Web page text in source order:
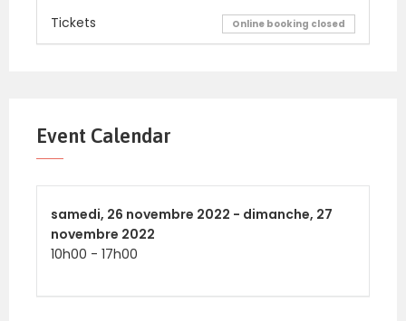
Tickets Online booking closed
Event Calendar
samedi, 26 novembre 2022 - dimanche, 27
novembre 2022
10h00 - 17h00